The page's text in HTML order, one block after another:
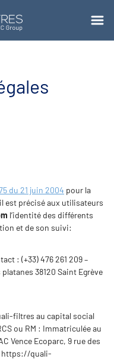
du 21 juin 2004 pour la
est précisé aux utilisateurs
l’identité des différents
et de son suivi:
: (+33) 476 261 209–
38120 Saint Egrève
filtres au capital social
ou RM : Immatriculée au
Vence Ecoparc, 9 rue des
https://quali-